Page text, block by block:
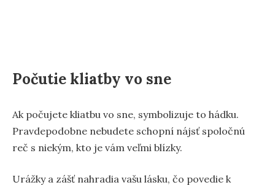
Počutie kliatby vo sne
Ak počujete kliatbu vo sne, symbolizuje to hádku.
Pravdepodobne nebudete schopní nájsť spoločnú
reč s niekým, kto je vám veľmi blízky.
Urážky a zášť nahradia vašu lásku, čo povedie k